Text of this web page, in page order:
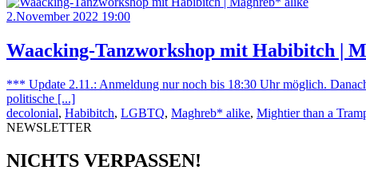
2.November 2022 19:00
Waacking-Tanzworkshop mit Habibitch |
*** Update 2.11.: Anmeldung nur noch bis 18:30 Uhr möglich.
politische [...]
decolonial, Habibitch, LGBTQ, Maghreb* alike, Mightier than a
NEWSLETTER
NICHTS VERPASSEN!